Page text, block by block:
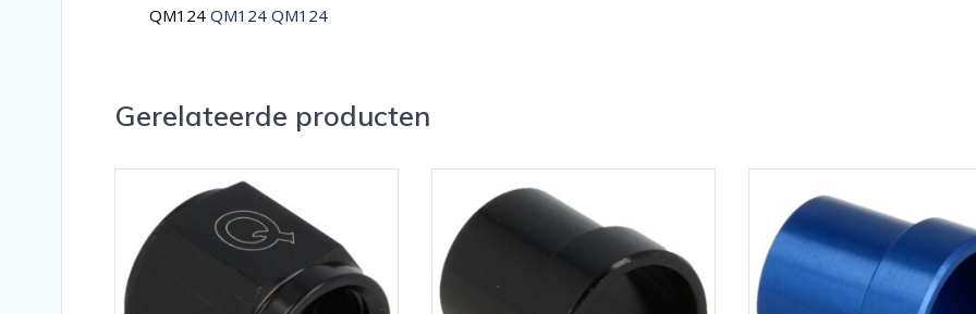
QM124 QM124 QM124
Gerelateerde producten